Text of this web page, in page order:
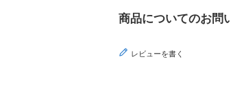
商品についてのお問
レビューを書く